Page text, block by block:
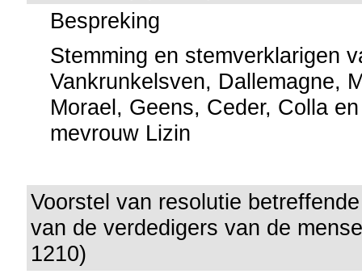
Bespreking
Stemming en stemverklarigen
Vankrunkelsven, Dallemagne,
Morael, Geens, Ceder, Colla
mevrouw Lizin
Voorstel van resolutie
van de verdedigers van de
1210)